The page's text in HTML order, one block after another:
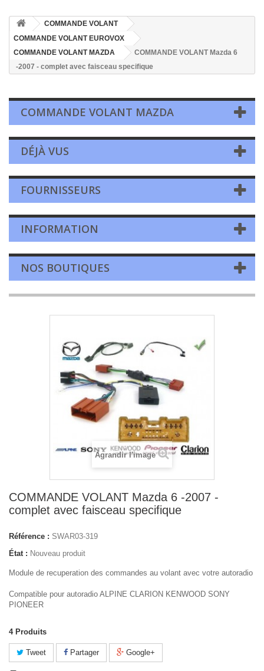
COMMANDE VOLANT
COMMANDE VOLANT EUROVOX
COMMANDE VOLANT MAZDA
COMMANDE VOLANT Mazda 6
-2007 - complet avec faisceau specifique
COMMANDE VOLANT MAZDA
DÉJÀ VUS
FOURNISSEURS
INFORMATION
NOS BOUTIQUES
Agrandir l'image
COMMANDE VOLANT Mazda 6 -2007 -
complet avec faisceau specifique
Référence : SWAR03-319
État : Nouveau produit
Module de recuperation des commandes au volant avec votre autoradio
Compatible pour autoradio ALPINE CLARION KENWOOD SONY
PIONEER
4 Produits
Tweet Partager Google+